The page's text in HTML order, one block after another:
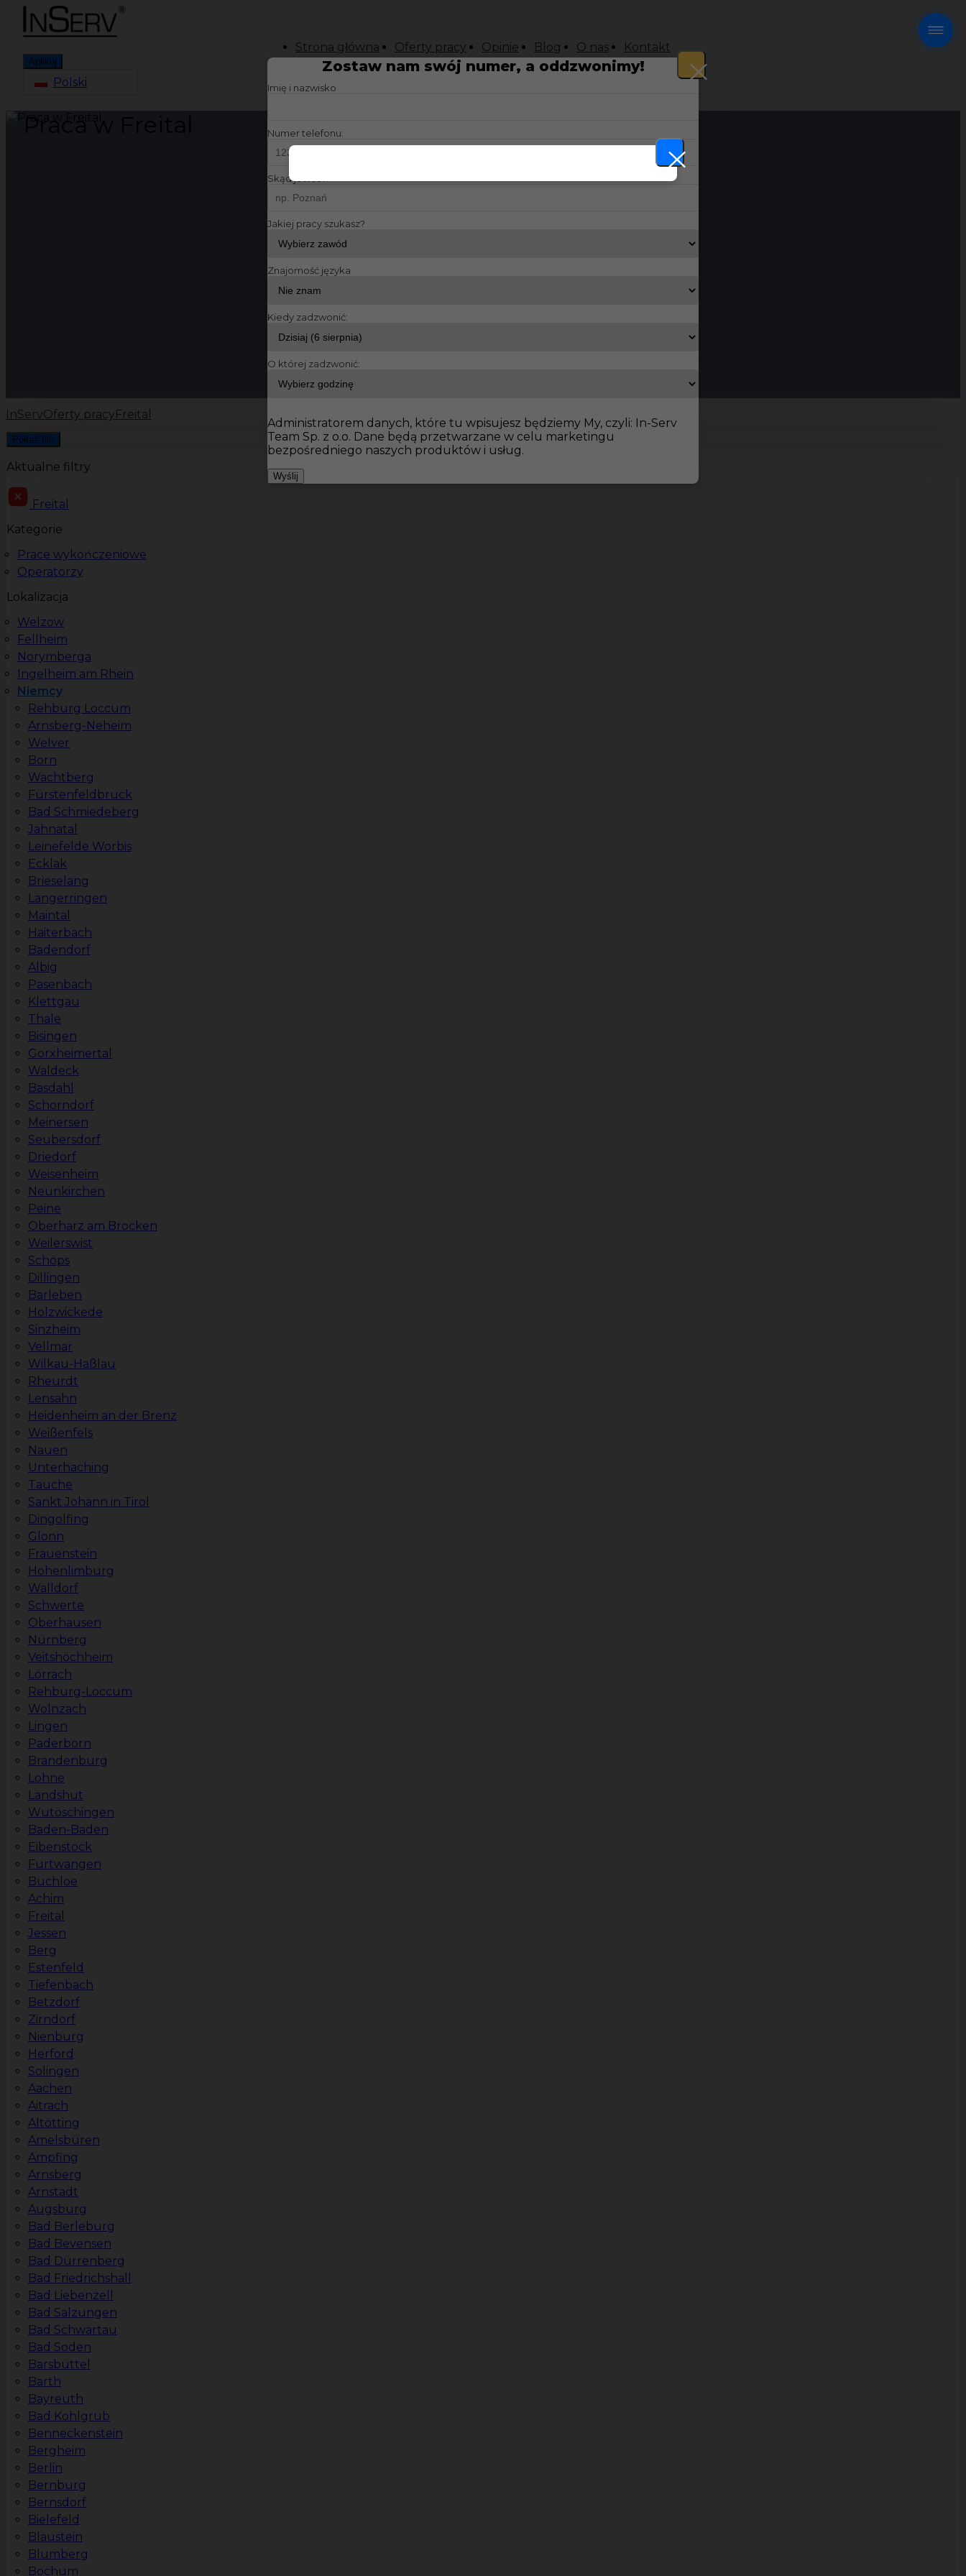
Strona główna Oferty pracy Opinie Blog O nas Kontakt
Aplikuj
Polski
InServOferty pracy Freital
Pokaż filtr
Aktualne filtry
Freital
Kategorie
Prace wykończeniowe
Operatorzy
Lokalizacja
Welzow
Fellheim
Norymberga
Ingelheim am Rhein
Niemcy
Rehburg Loccum
Arnsberg-Neheim
Welver
Born
Wachtberg
Fürstenfeldbruck
Bad Schmiedeberg
Jahnatal
Leinefelde Worbis
Ecklak
Brieselang
Langerringen
Maintal
Haiterbach
Badendorf
Albig
Pasenbach
Klettgau
Thale
Bisingen
Gorxheimertal
Waldeck
Basdahl
Schorndorf
Meinersen
Seubersdorf
Driedorf
Weisenheim
Neunkirchen
Peine
Oberharz am Brocken
Weilerswist
Schöps
Dillingen
Barleben
Holzwickede
Sinzheim
Vellmar
Wilkau-Haßlau
Rheurdt
Lensahn
Heidenheim an der Brenz
Weißenfels
Nauen
Unterhaching
Tauche
Sankt Johann in Tirol
Dingolfing
Glonn
Frauenstein
Hohenlimburg
Walldorf
Schwerte
Oberhausen
Nürnberg
Veitshöchheim
Lörrach
Rehburg-Loccum
Wolnzach
Lingen
Paderborn
Brandenburg
Lohne
Landshut
Wutöschingen
Baden-Baden
Eibenstock
Furtwangen
Buchloe
Achim
Freital
Jessen
Berg
Estenfeld
Tiefenbach
Betzdorf
Zirndorf
Nienburg
Herford
Solingen
Aachen
Aitrach
Altötting
Amelsbüren
Ampfing
Arnsberg
Arnstadt
Augsburg
Bad Berleburg
Bad Bevensen
Bad Dürrenberg
Bad Friedrichshall
Bad Liebenzell
Bad Salzungen
Bad Schwartau
Bad Soden
Barsbüttel
Barth
Bayreuth
Bad Kohlgrub
Benneckenstein
Bergheim
Berlin
Bernburg
Bernsdorf
Bielefeld
Blaustein
Blumberg
Bochum
Zostaw nam swój numer, a oddzwonimy!
Imię i nazwisko
Numer telefonu:
Skąd jesteś?:
Jakiej pracy szukasz?
Znajomość języka
Kiedy zadzwonić:
O której zadzwonić:
Administratorem danych, które tu wpisujesz będziemy My, czyli: In-Serv
Team Sp. z o.o. Dane będą przetwarzane w celu marketingu
bezpośredniego naszych produktów i usług.
Wyślij